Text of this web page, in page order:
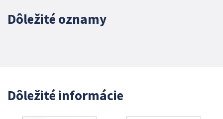
Dôležité oznamy
Dôležité informácie